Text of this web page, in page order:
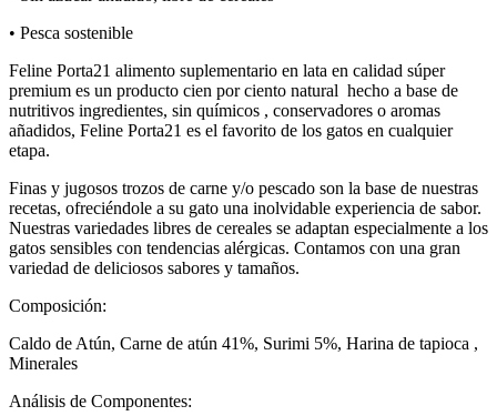
• Pesca sostenible
Feline Porta21 alimento suplementario en lata en calidad súper
premium es un producto cien por ciento natural hecho a base de
nutritivos ingredientes, sin químicos , conservadores o aromas
añadidos, Feline Porta21 es el favorito de los gatos en cualquier
etapa.
Finas y jugosos trozos de carne y/o pescado son la base de nuestras
recetas, ofreciéndole a su gato una inolvidable experiencia de sabor.
Nuestras variedades libres de cereales se adaptan especialmente a los
gatos sensibles con tendencias alérgicas. Contamos con una gran
variedad de deliciosos sabores y tamaños.
Composición:
Caldo de Atún, Carne de atún 41%, Surimi 5%, Harina de tapioca ,
Minerales
Análisis de Componentes: